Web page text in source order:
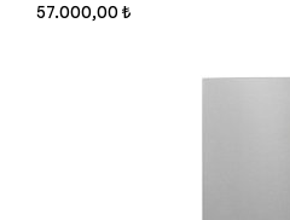
57.000,00 ₺